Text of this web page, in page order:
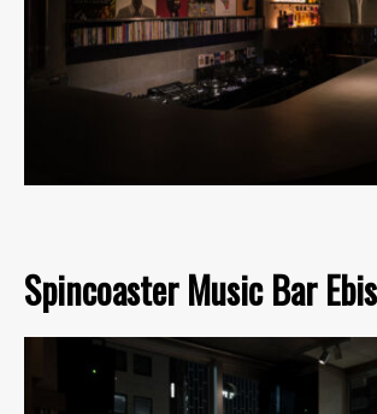
Spincoaster Music Bar